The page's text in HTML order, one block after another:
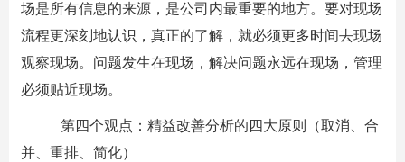
场是所有信息的来源，是公司内最重要的地方。要对现场
流程更深刻地认识，真正的了解，就必须更多时间去现场
观察现场。问题发生在现场，解决问题永远在现场，管理
必须贴近现场。
第四个观点：精益改善分析的四大原则（取消、合
并、重排、简化）